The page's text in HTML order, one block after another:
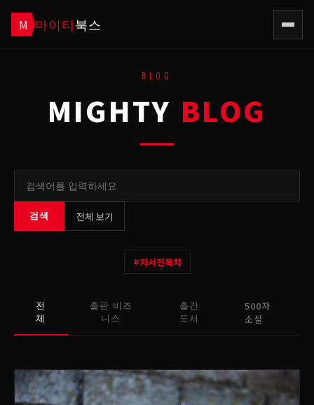
M 마이티북스
BLOG
MIGHTY BLOG
검색 전체 보기
#자서전목차
전
체
출판 비즈
니스
출간
도서
500자
소설